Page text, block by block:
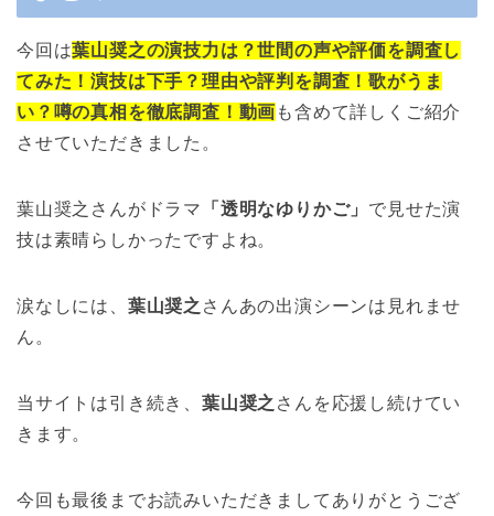
今回は葉山奨之の演技力は？世間の声や評価を調査し
てみた！演技は下手？理由や評判を調査！歌がうま
い？噂の真相を徹底調査！動画 も含めて詳しくご紹介
させていただきました。
葉山奨之さんがドラマ 「透明なゆりかご」 で見せた演
技は素晴らしかったですよね。
涙なしには、 葉山奨之 さんあの出演シーンは見れませ
ん。
当サイトは引き続き、 葉山奨之 さんを応援し続けてい
きます。
今回も最後までお読みいただきましてありがとうござ